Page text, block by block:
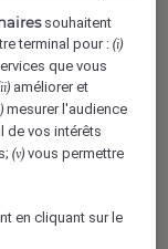
souhaitent
terminal pour :(i)
que vous
améliorer et
mesurer l'audience
de vos intérêts
(v) vous permettre
en cliquant sur le